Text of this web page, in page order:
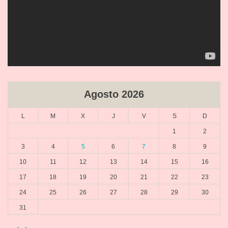
Agosto 2026
L M X J V S D
1 2
3 4 5 6 7 8 9
10 11 12 13 14 15 16
17 18 19 20 21 22 23
24 25 26 27 28 29 30
31